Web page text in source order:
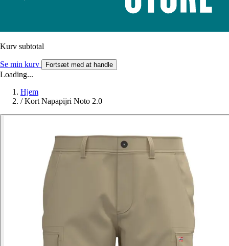
Kurv subtotal
Se min kurv Fortsæt med at handle
Loading...
Hjem
/ Kort Napapijri Noto 2.0